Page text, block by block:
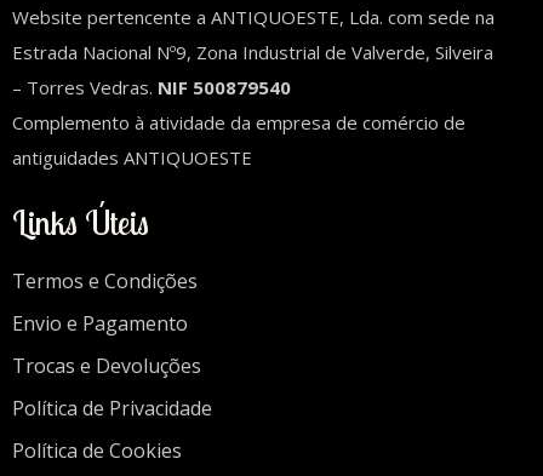
Website pertencente a ANTIQUOESTE, Lda. com sede na
Estrada Nacional Nº9, Zona Industrial de Valverde, Silveira
– Torres Vedras. NIF 500879540
Complemento à atividade da empresa de comércio de
antiguidades ANTIQUOESTE
Links Úteis
Termos e Condições
Envio e Pagamento
Trocas e Devoluções
Política de Privacidade
Política de Cookies